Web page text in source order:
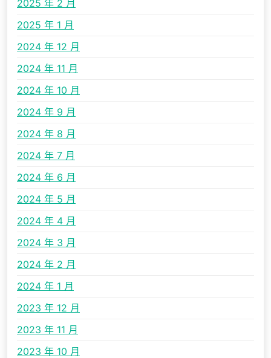
2025 年 2 月
2025 年 1 月
2024 年 12 月
2024 年 11 月
2024 年 10 月
2024 年 9 月
2024 年 8 月
2024 年 7 月
2024 年 6 月
2024 年 5 月
2024 年 4 月
2024 年 3 月
2024 年 2 月
2024 年 1 月
2023 年 12 月
2023 年 11 月
2023 年 10 月